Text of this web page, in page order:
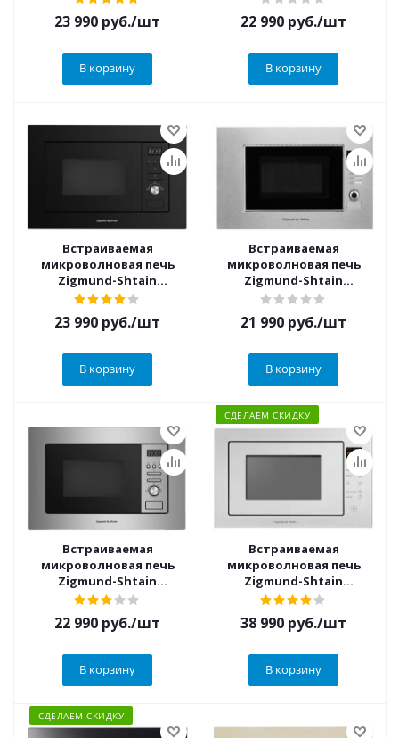
23 990 руб./шт
В корзину
22 990 руб./шт
В корзину
Встраиваемая
микроволновая печь
Zigmund-Shtain
(Зигмунд-Штайн) BMO
23 990 руб./шт
В корзину
Встраиваемая
микроволновая печь
Zigmund-Shtain
(Зигмунд-Штайн) BMO 21
21 990 руб./шт
В корзину
Встраиваемая
микроволновая печь
Zigmund-Shtain
(Зигмунд-Штайн) BMO
22 990 руб./шт
В корзину
СДЕЛАЕМ СКИДКУ
Встраиваемая
микроволновая печь
Zigmund-Shtain
(Зигмунд-Штайн) BMO
38 990 руб./шт
В корзину
СДЕЛАЕМ СКИДКУ